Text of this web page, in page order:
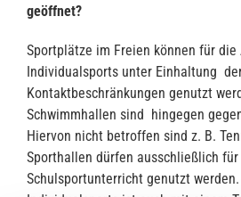
geöffnet?
Sportplätze im Freien können für die
Individualsports unter Einhaltung
Kontaktbeschränkungen genutzt
Schwimmhallen sind hingegen
Hiervon nicht betroffen sind z. B.
Sporthallen dürfen ausschließlich für
Schulsportunterricht genutzt